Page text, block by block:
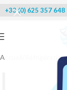
+33 (0) 625 357 648
Accueil Réfrigération/